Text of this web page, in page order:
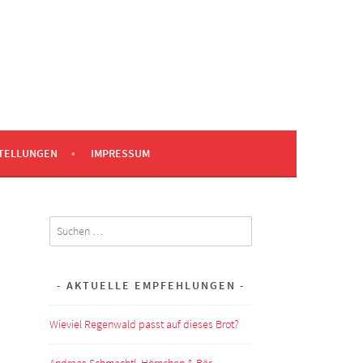
IMPRESSUM
Suchen
nach:
AKTUELLE EMPFEHLUNGEN
Wieviel Regenwald passt auf dieses Brot?